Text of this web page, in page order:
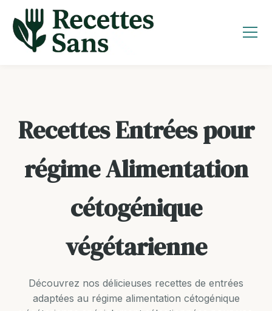
contenu
Recettes Entrées pour
régime Alimentation
cétogénique
végétarienne
Découvrez nos délicieuses recettes de entrées
adaptées au régime alimentation cétogénique